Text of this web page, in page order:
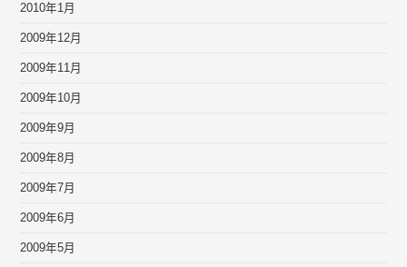
2010年1月
2009年12月
2009年11月
2009年10月
2009年9月
2009年8月
2009年7月
2009年6月
2009年5月